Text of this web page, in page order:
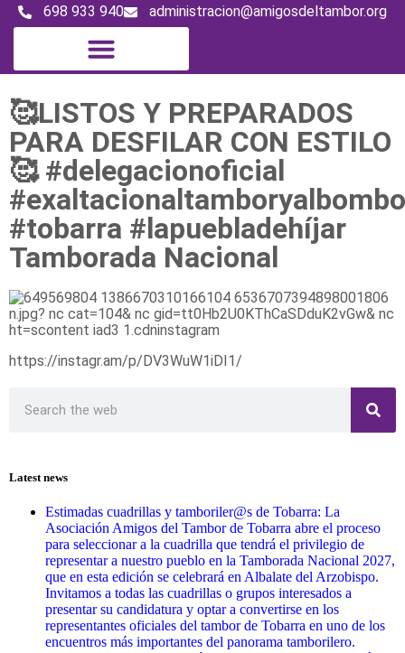
698 933 940 administracion@amigosdeltambor.org
🥰LISTOS Y PREPARADOS
PARA DESFILAR CON ESTILO
🥰 #delegacionoficial
#exaltacionaltamboryalbombo
#tobarra #lapuebladehíjar
Tamborada Nacional
https://instagr.am/p/DV3WuW1iDI1/
Latest news
Estimadas cuadrillas y tamboriler@s de Tobarra: La
Asociación Amigos del Tambor de Tobarra abre el proceso
para seleccionar a la cuadrilla que tendrá el privilegio de
representar a nuestro pueblo en la Tamborada Nacional 2027,
que en esta edición se celebrará en Albalate del Arzobispo.
Invitamos a todas las cuadrillas o grupos interesados a
presentar su candidatura y optar a convertirse en los
representantes oficiales del tambor de Tobarra en uno de los
encuentros más importantes del panorama tamborilero.